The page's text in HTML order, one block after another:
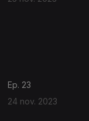
Ep. 23
24 nov. 2023